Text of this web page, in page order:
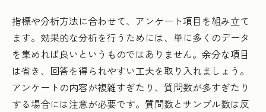
指標や分析方法に合わせて、アンケート項目を組み立て
ます。効果的な分析を行うためには、単に多くのデータ
を集めれば良いというものではありません。余分な項目
は省き、回答を得られやすい工夫を取り入れましょう。
アンケートの内容が複雑すぎたり、質問数が多すぎたり
する場合には注意が必要です。質問数とサンプル数は反